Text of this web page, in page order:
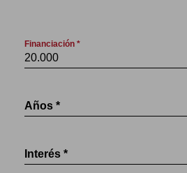
Financiación *
Años *
Interés *